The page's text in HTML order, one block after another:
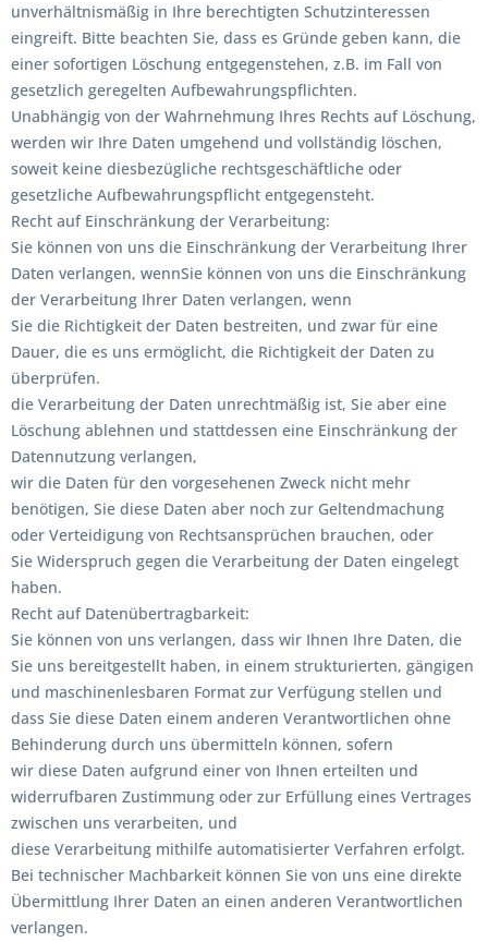
unverhältnismäßig in Ihre berechtigten Schutzinteressen
eingreift. Bitte beachten Sie, dass es Gründe geben kann, die
einer sofortigen Löschung entgegenstehen, z.B. im Fall von
gesetzlich geregelten Aufbewahrungspflichten.
Unabhängig von der Wahrnehmung Ihres Rechts auf Löschung,
werden wir Ihre Daten umgehend und vollständig löschen,
soweit keine diesbezügliche rechtsgeschäftliche oder
gesetzliche Aufbewahrungspflicht entgegensteht.
Recht auf Einschränkung der Verarbeitung:
Sie können von uns die Einschränkung der Verarbeitung Ihrer
Daten verlangen, wennSie können von uns die Einschränkung
der Verarbeitung Ihrer Daten verlangen, wenn
Sie die Richtigkeit der Daten bestreiten, und zwar für eine
Dauer, die es uns ermöglicht, die Richtigkeit der Daten zu
überprüfen.
die Verarbeitung der Daten unrechtmäßig ist, Sie aber eine
Löschung ablehnen und stattdessen eine Einschränkung der
Datennutzung verlangen,
wir die Daten für den vorgesehenen Zweck nicht mehr
benötigen, Sie diese Daten aber noch zur Geltendmachung
oder Verteidigung von Rechtsansprüchen brauchen, oder
Sie Widerspruch gegen die Verarbeitung der Daten eingelegt
haben.
Recht auf Datenübertragbarkeit:
Sie können von uns verlangen, dass wir Ihnen Ihre Daten, die
Sie uns bereitgestellt haben, in einem strukturierten, gängigen
und maschinenlesbaren Format zur Verfügung stellen und
dass Sie diese Daten einem anderen Verantwortlichen ohne
Behinderung durch uns übermitteln können, sofern
wir diese Daten aufgrund einer von Ihnen erteilten und
widerrufbaren Zustimmung oder zur Erfüllung eines Vertrages
zwischen uns verarbeiten, und
diese Verarbeitung mithilfe automatisierter Verfahren erfolgt.
Bei technischer Machbarkeit können Sie von uns eine direkte
Übermittlung Ihrer Daten an einen anderen Verantwortlichen
verlangen.